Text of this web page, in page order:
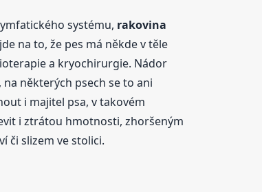
systému, rakovina
na to, že pes má někde v těle
a kryochirurgie. Nádor
některých psech se to ani
i majitel psa, v takovém
i ztrátou hmotnosti, zhoršeným
či slizem ve stolici.